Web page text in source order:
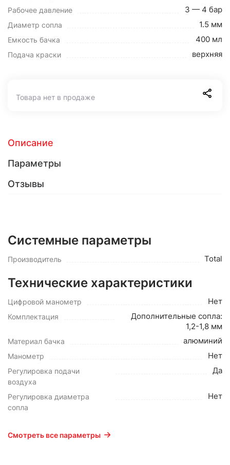
Рабочее давление 3 — 4 бар
Диаметр сопла 1.5 мм
Емкость бачка 400 мл
Подача краски верхняя
Товара нет в продаже
Описание
Параметры
Отзывы
Системные параметры
Производитель Total
Технические характеристики
Цифровой манометр Нет
Комплектация
Дополнительные сопла:
1,2-1,8 мм
Материал бачка алюминий
Манометр Нет
Регулировка подачи
воздуха
Да
Регулировка диаметра
сопла
Нет
Смотреть все параметры